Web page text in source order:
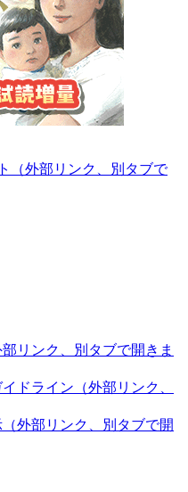
（外部リンク、別タブで
部リンク、別タブで開きま
ドライン （外部リンク、
（外部リンク、別タブで開